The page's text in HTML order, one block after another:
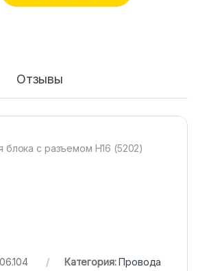
Отзывы
блока с разъемом H16 (5202)
Категория:Провода